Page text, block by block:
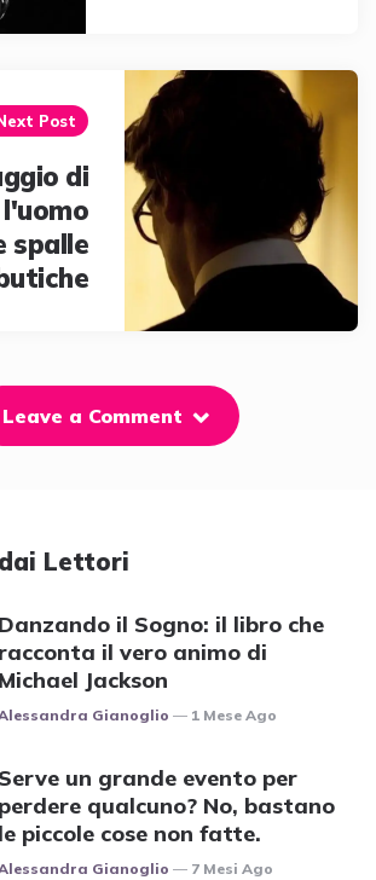
Post
di
spalle
Leave a Comment
Lettori
Danzando il Sogno: il libro che
racconta il vero animo di
Michael Jackson
Posted Gianoglio 1 Mese Ago
Serve un grande evento per
perdere qualcuno? No, bastano
le piccole cose non fatte.
Posted Gianoglio 7 Mesi Ago